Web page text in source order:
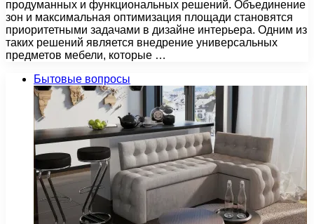
продуманных и функциональных решений. Объединение
зон и максимальная оптимизация площади становятся
приоритетными задачами в дизайне интерьера. Одним из
таких решений является внедрение универсальных
предметов мебели, которые …
Бытовые вопросы